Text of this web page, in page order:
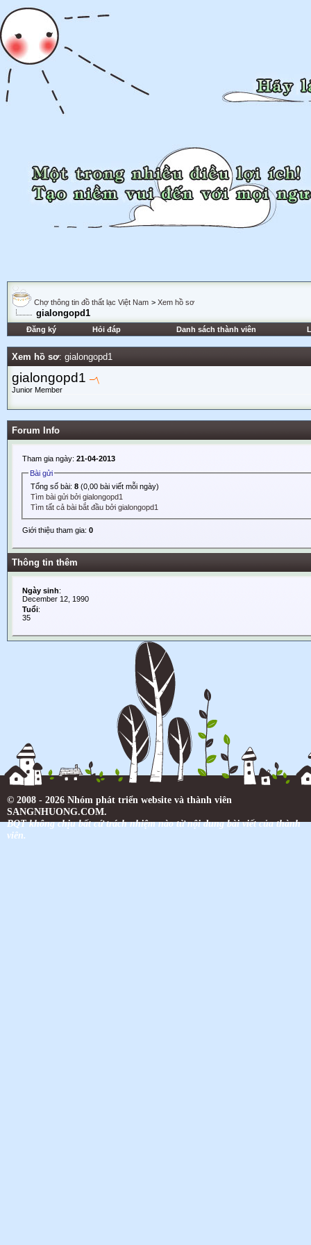
Chợ thông tin đồ thất lạc Việt Nam > Xem hồ sơ
gialongopd1
Đăng ký Hỏi đáp Danh sách thành viên
Xem hồ sơ: gialongopd1
gialongopd1
Junior Member
Forum Info
Tham gia ngày: 21-04-2013
Bài gửi
Tổng số bài:8 (0,00 bài viết mỗi ngày)
Tìm bài gửi bởi gialongopd1
Tìm tất cả bài bắt đầu bởi gialongopd1
Giới thiệu tham gia: 0
Thông tin thêm
Ngày sinh:
December 12, 1990
Tuổi:
35
© 2008 - 2026 Nhóm phát triển website và thành viên
SANGNHUONG.COM.
BQT không chịu bất cứ trách nhiệm nào từ nội dung bài viết của thành
viên.